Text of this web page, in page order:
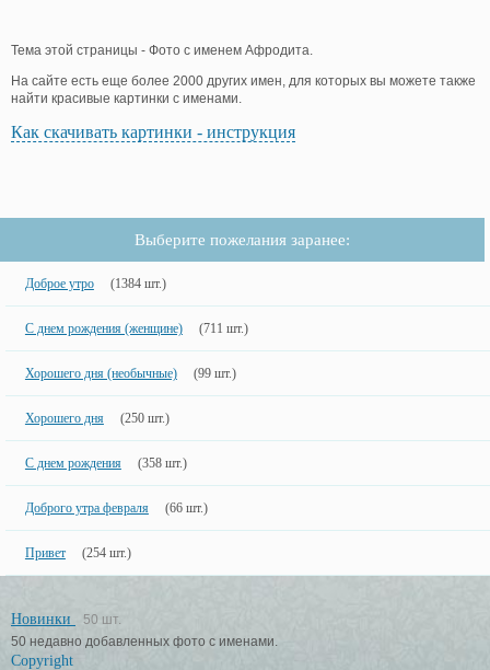
Тема этой страницы - Фото с именем Афродита.
На сайте есть еще более 2000 других имен, для которых вы можете также
найти красивые картинки с именами.
Как скачивать картинки - инструкция
Выберите пожелания заранее:
Доброе утро (1384 шт.)
С днем рождения (женщине) (711 шт.)
Хорошего дня (необычные) (99 шт.)
Хорошего дня (250 шт.)
С днем рождения (358 шт.)
Доброго утра февраля (66 шт.)
Привет (254 шт.)
Новинки
50 шт.
50 недавно добавленных фото с именами.
Copyright